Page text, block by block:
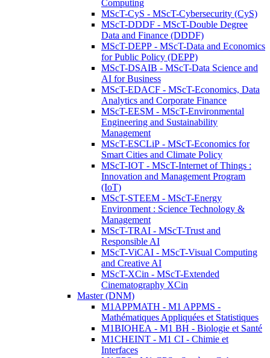
Computing
MScT-CyS - MScT-Cybersecurity (CyS)
MScT-DDDF - MScT-Double Degree
Data and Finance (DDDF)
MScT-DEPP - MScT-Data and Economics
for Public Policy (DEPP)
MScT-DSAIB - MScT-Data Science and
AI for Business
MScT-EDACF - MScT-Economics, Data
Analytics and Corporate Finance
MScT-EESM - MScT-Environmental
Engineering and Sustainability
Management
MScT-ESCLiP - MScT-Economics for
Smart Cities and Climate Policy
MScT-IOT - MScT-Internet of Things :
Innovation and Management Program
(IoT)
MScT-STEEM - MScT-Energy
Environment : Science Technology &
Management
MScT-TRAI - MScT-Trust and
Responsible AI
MScT-ViCAI - MScT-Visual Computing
and Creative AI
MScT-XCin - MScT-Extended
Cinematography XCin
Master (DNM)
M1APPMATH - M1 APPMS -
Mathématiques Appliquées et Statistiques
M1BIOHEA - M1 BH - Biologie et Santé
M1CHEINT - M1 CI - Chimie et
Interfaces